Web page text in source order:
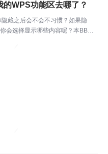
WPS功能区去哪了？
隐藏之后会不会不习惯？如果隐
会选择显示哪些内容呢？本BB机
别紧张我还以为是WPS坏掉了立